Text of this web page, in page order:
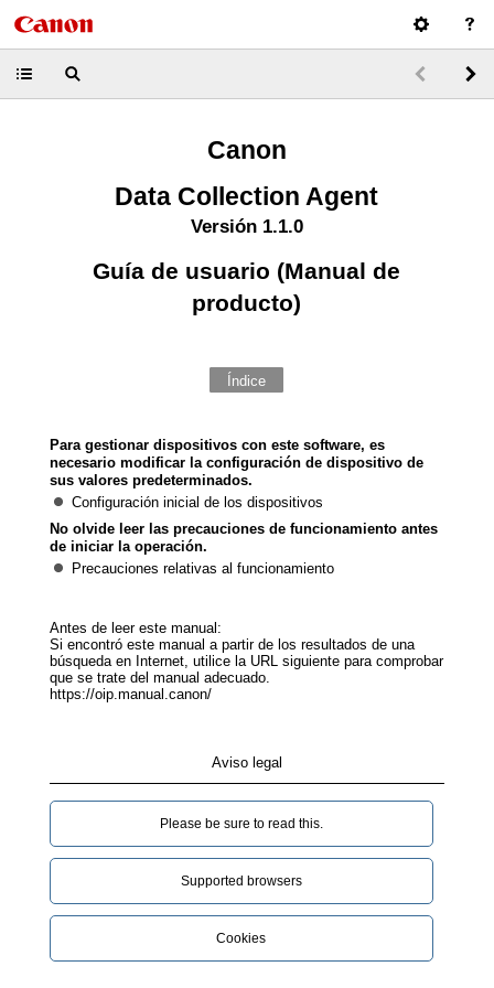
Canon
Data Collection Agent
Versión 1.1.0
Guía de usuario (Manual de
producto)
Índice
Para gestionar dispositivos con este software, es
necesario modificar la configuración de dispositivo de
sus valores predeterminados.
Configuración inicial de los dispositivos
No olvide leer las precauciones de funcionamiento antes
de iniciar la operación.
Precauciones relativas al funcionamiento
Antes de leer este manual:
Si encontró este manual a partir de los resultados de una
búsqueda en Internet, utilice la URL siguiente para comprobar
que se trate del manual adecuado.
https://oip.manual.canon/
Aviso legal
Please be sure to read this.‎
Supported browsers
Cookies